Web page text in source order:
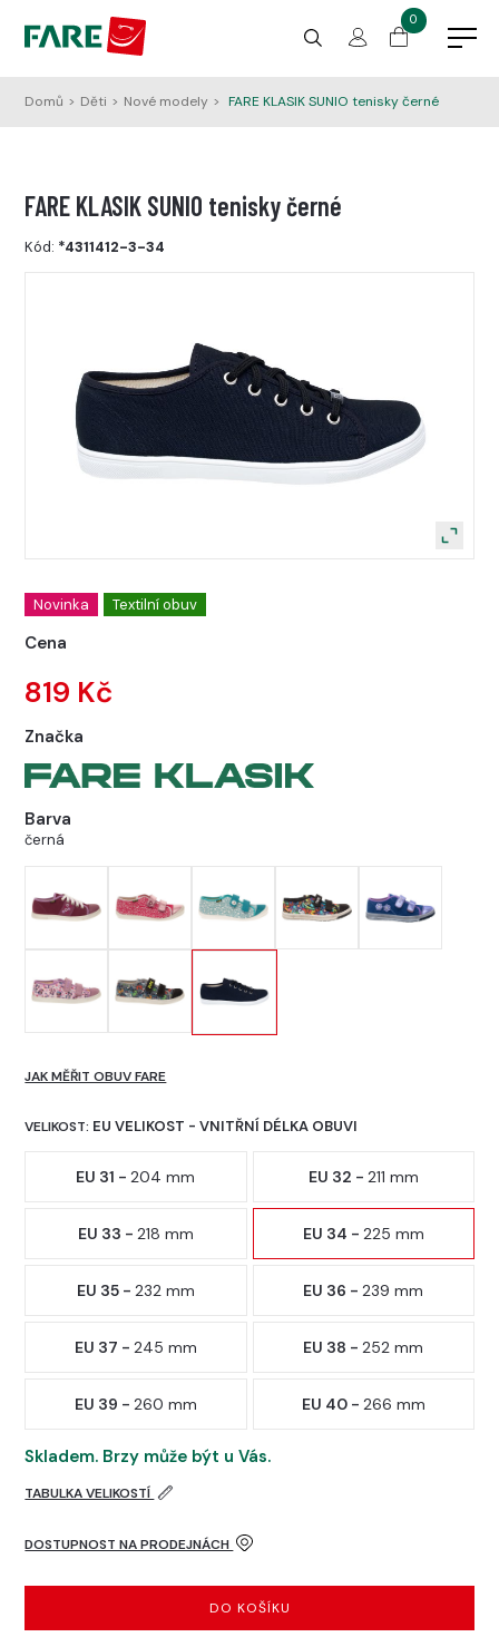
0
Domů > Děti > Nové modely > FARE KLASIK SUNIO tenisky černé
FARE KLASIK SUNIO tenisky černé
Kód: *4311412-3-34
Novinka Textilní obuv
Cena
819 Kč
Značka
Barva
černá
VELIKOST: EU VELIKOST - VNITŘNÍ DÉLKA OBUVI
JAK MĚŘIT OBUV FARE
EU 31 -204 mm EU 32 - 211 mm
EU 33 - 218 mm EU 34 - 225 mm
EU 35 - 232 mm EU 36 -239 mm
EU 37 - 245 mm EU 38 -252 mm
EU 39 - 260 mm EU 40 - 266 mm
Skladem. Brzy může být u Vás.
TABULKA VELIKOSTÍ
DOSTUPNOST NA PRODEJNÁCH
DO KOŠÍKU